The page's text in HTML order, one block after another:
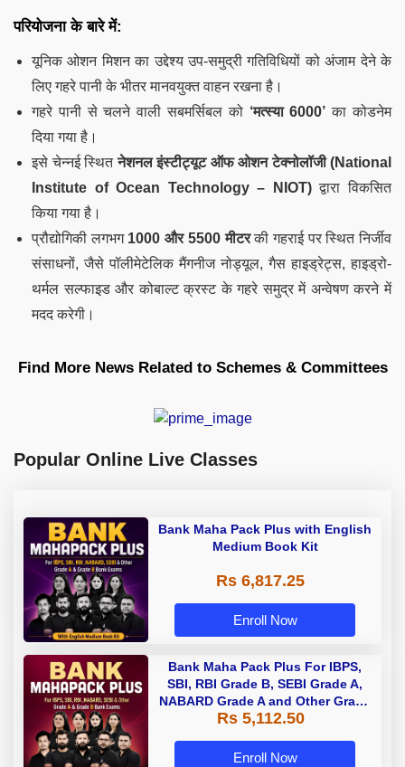
परियोजना के बारे में:
यूनिक ओशन मिशन का उद्देश्य उप-समुद्री गतिविधियों को अंजाम देने के
लिए गहरे पानी के भीतर मानवयुक्त वाहन रखना है।
गहरे पानी से चलने वाली सबमर्सिबल को‘मत्स्या 6000’ का कोडनेम
दिया गया है।
इसे चेन्नई स्थितनेशनल इंस्टीट्यूट ऑफ ओशन टेक्नोलॉजी (National
Institute of Ocean Technology – NIOT)द्वारा विकसित
किया गया है।
प्रौद्योगिकी लगभग 1000 और 5500 मीटरकी गहराई पर स्थित निर्जीव
संसाधनों, जैसे पॉलीमेटेलिक मैंगनीज नोड्यूल, गैस हाइड्रेट्स, हाइड्रो-
थर्मल सल्फाइड और कोबाल्ट क्रस्ट के गहरे समुद्र में अन्वेषण करने में
मदद करेगी।
Find More News Related to Schemes & Committees
Popular Online Live Classes
Bank Maha Pack Plus with English
Medium Book Kit
Rs 6,817.25
Enroll Now
Bank Maha Pack Plus For IBPS,
SBI, RBI Grade B, SEBI Grade A,
NABARD Grade A and Other Grade
A & Grade B Bank Exams
Rs 5,112.50
Enroll Now